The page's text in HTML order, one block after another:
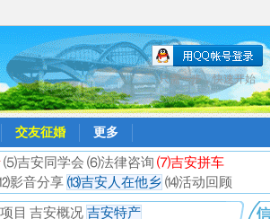
只需一步，快速开始
交友征婚 更多
⑸吉安同学会 ⑹法律咨询 ⑺吉安拼车
影音分享 ⒀吉安人在他乡 ⒁活动回顾
目 吉安概况 吉安特产